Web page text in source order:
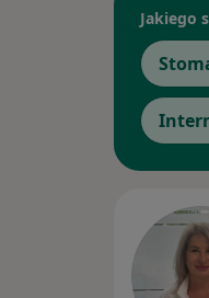
Jakiego